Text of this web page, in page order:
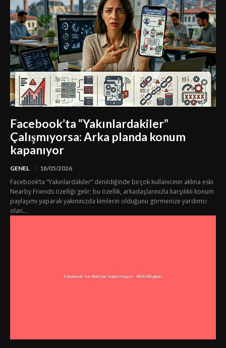
Facebook’ta “Yakınlardakiler”
Çalışmıyorsa: Arka planda konum
kapanıyor
GENEL 18/05/2026
Facebook’ta “Yakınlardakiler” denildiğinde birçok kullanıcının aklına eski
Nearby Friends özelliği gelir; bu özellik, arkadaşlarınızla karşılıklı konum
paylaşımı yaparak yakınınızda kimlerin olduğunu görmenize yardımcı
olan...